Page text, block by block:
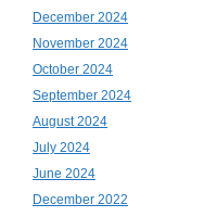
December 2024
November 2024
October 2024
September 2024
August 2024
July 2024
June 2024
December 2022